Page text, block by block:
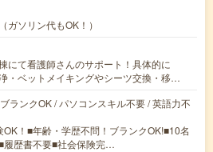
ガソリン代もOK！）
にて看護師さんのサポート！具体的に
・ベットメイキングやシーツ交換・移…
ランクOK / パソコンスキル不要 / 英語力不
！■年齢・学歴不問！ブランクOK!■10名
履歴書不要■社会保険完…